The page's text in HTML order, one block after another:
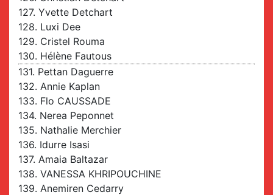
127. Yvette Detchart
128. Luxi Dee
129. Cristel Rouma
130. Hélène Fautous
131. Pettan Daguerre
132. Annie Kaplan
133. Flo CAUSSADE
134. Nerea Peponnet
135. Nathalie Merchier
136. Idurre Isasi
137. Amaia Baltazar
138. VANESSA KHRIPOUCHINE
139. Anemiren Cedarry